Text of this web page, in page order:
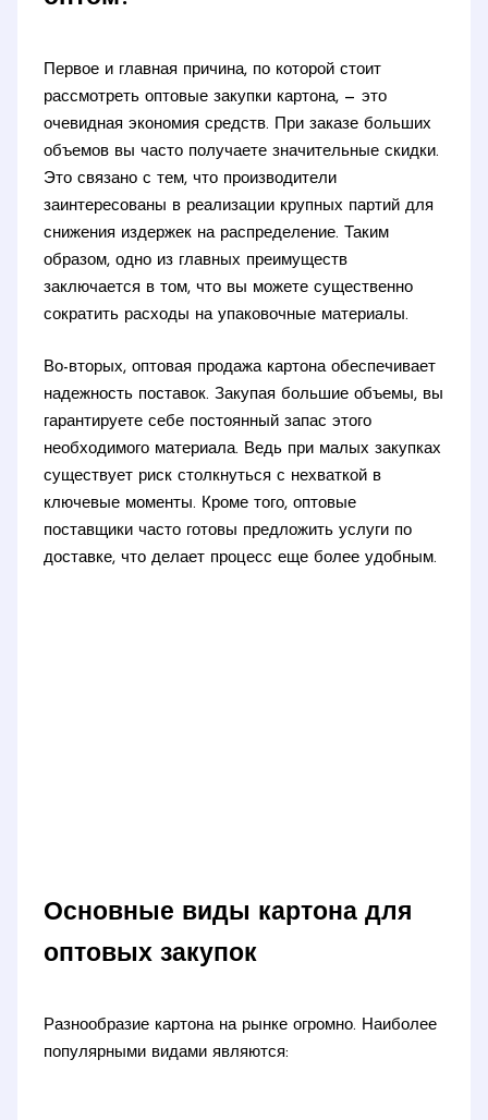
Первое и главная причина, по которой стоит
рассмотреть оптовые закупки картона, — это
очевидная экономия средств. При заказе больших
объемов вы часто получаете значительные скидки.
Это связано с тем, что производители
заинтересованы в реализации крупных партий для
снижения издержек на распределение. Таким
образом, одно из главных преимуществ
заключается в том, что вы можете существенно
сократить расходы на упаковочные материалы.
Во-вторых, оптовая продажа картона обеспечивает
надежность поставок. Закупая большие объемы, вы
гарантируете себе постоянный запас этого
необходимого материала. Ведь при малых закупках
существует риск столкнуться с нехваткой в
ключевые моменты. Кроме того, оптовые
поставщики часто готовы предложить услуги по
доставке, что делает процесс еще более удобным.
Основные виды картона для
оптовых закупок
Разнообразие картона на рынке огромно. Наиболее
популярными видами являются: